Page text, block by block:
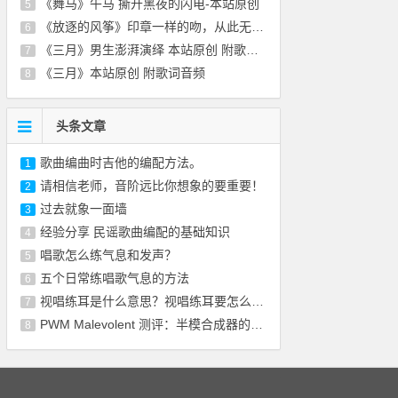
5 《舞马》午马 撕开黑夜的闪电-本站原创
6 《放逐的风筝》印章一样的吻，从此无悲无恨-
7 《三月》男生澎湃演绎 本站原创 附歌词音频
8 《三月》本站原创 附歌词音频
头条文章
1 歌曲编曲时吉他的编配方法。
2 请相信老师，音阶远比你想象的要重要！
3 过去就象一面墙
4 经验分享 民谣歌曲编配的基础知识
5 唱歌怎么练气息和发声？
6 五个日常练唱歌气息的方法
7 视唱练耳是什么意思？视唱练耳要怎么训练？
8 PWM Malevolent 测评：半模合成器的喜悦不是